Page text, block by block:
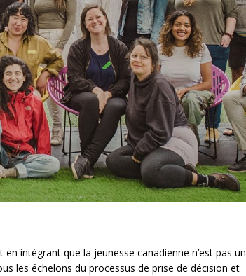
intégrant que la jeunesse canadienne n’est pas un
les échelons du processus de prise de décision et